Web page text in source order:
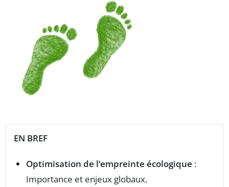
EN BREF
Optimisation de l’empreinte écologique :
Importance et enjeux globaux.